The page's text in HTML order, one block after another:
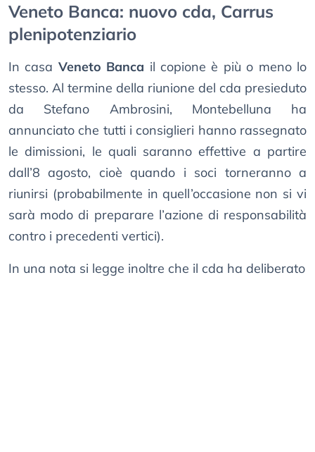
Veneto Banca: nuovo cda, Carrus
plenipotenziario
In casa Veneto Banca il copione è più o meno lo
stesso. Al termine della riunione del cda presieduto
da Stefano Ambrosini, Montebelluna ha
annunciato che tutti i consiglieri hanno rassegnato
le dimissioni, le quali saranno effettive a partire
dall’8 agosto, cioè quando i soci torneranno a
riunirsi (probabilmente in quell’occasione non si vi
sarà modo di preparare l’azione di responsabilità
contro i precedenti vertici).
In una nota si legge inoltre che il cda ha deliberato